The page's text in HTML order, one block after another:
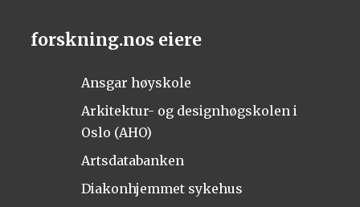
forskning.nos eiere
Ansgar høyskole
Arkitektur- og designhøgskolen i
Oslo (AHO)
Artsdatabanken
Diakonhjemmet sykehus